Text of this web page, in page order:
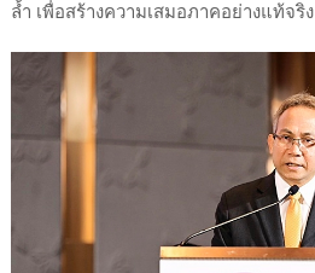
ล้ำ เพื่อสร้างความเสมอภาคอย่างแท้จริง